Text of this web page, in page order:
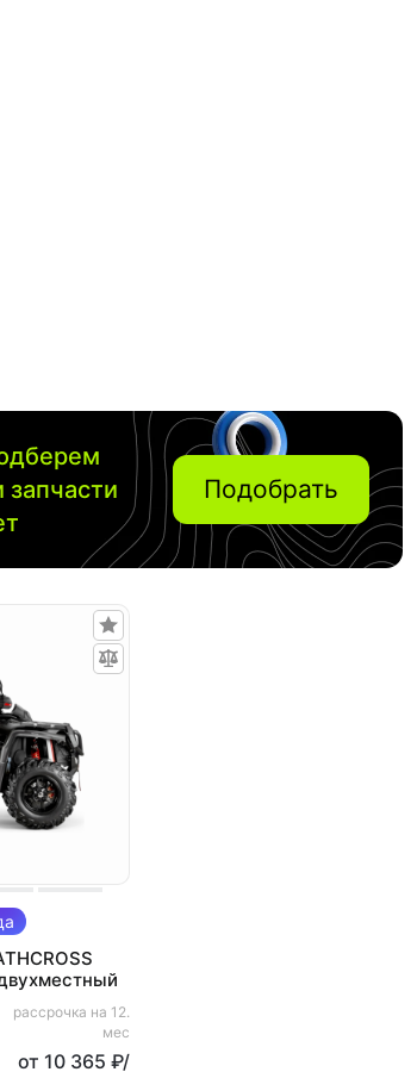
запчасти
Подобрать
рассрочка на 12.
мес
от 10 365 ₽/